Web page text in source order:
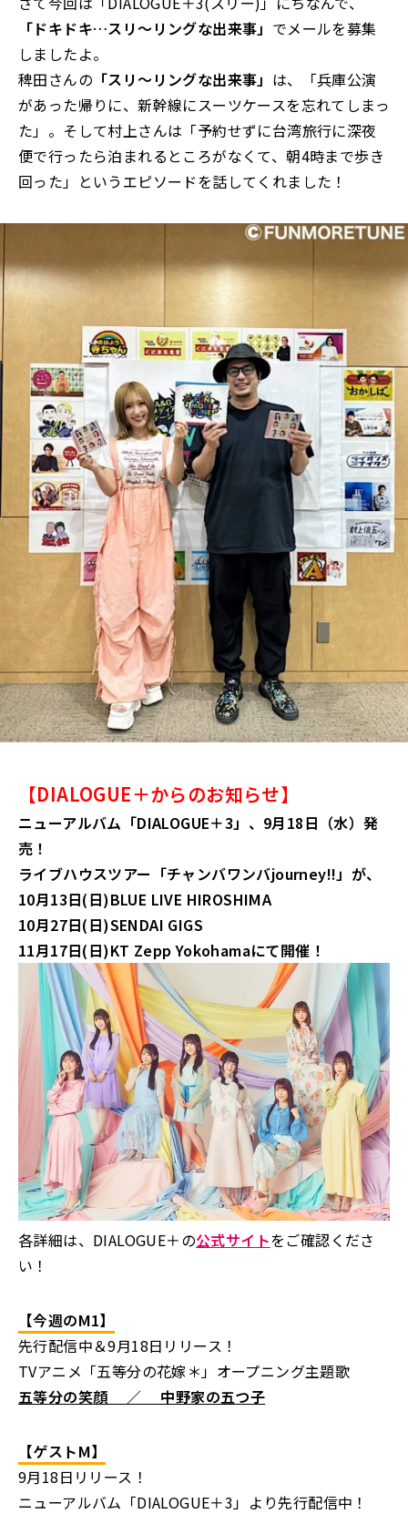
「ドキドキ…スリ～リングな出来事」 でメールを募集
しましたよ。
稗田さんの 「スリ～リングな出来事」 は、「兵庫公演
があった帰りに、新幹線にスーツケースを忘れてしまっ
た」。そして村上さんは「予約せずに台湾旅行に深夜
便で行ったら泊まれるところがなくて、朝4時まで歩き
回った」というエピソードを話してくれました！
【DIALOGUE＋からのお知らせ】
ニューアルバム「DIALOGUE＋3」、9月18日（水）発
売！
ライブハウスツアー「チャンバワンバjourney!!」が、
10月13日(日)BLUE LIVE HIROSHIMA
10月27日(日)SENDAI GIGS
11月17日(日)KT Zepp Yokohamaにて開催！
各詳細は、DIALOGUE＋の公式サイトをご確認くださ
い！
【今週のM1】
先行配信中＆9月18日リリース！
TVアニメ「五等分の花嫁＊」オープニング主題歌
五等分の笑顔 ／ 中野家の五つ子
【ゲストM】
9月18日リリース！
ニューアルバム「DIALOGUE＋3」より先行配信中！